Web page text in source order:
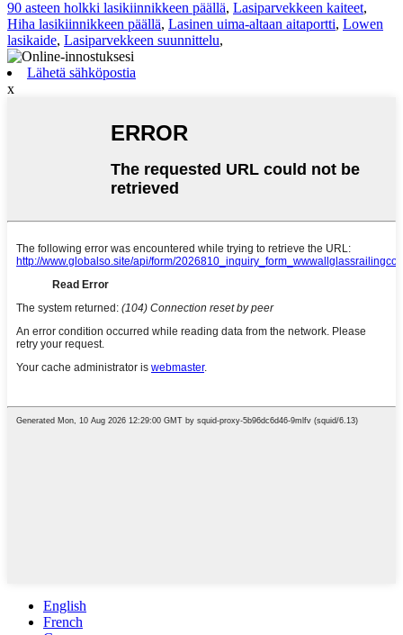
90 asteen holkki lasikiinnikkeen päällä, Lasiparvekkeen kaiteet,
Hiha lasikiinnikkeen päällä, Lasinen uima-altaan aitaportti, Lowen
lasikaide, Lasiparvekkeen suunnittelu,
Lähetä sähköpostia
x
English
French